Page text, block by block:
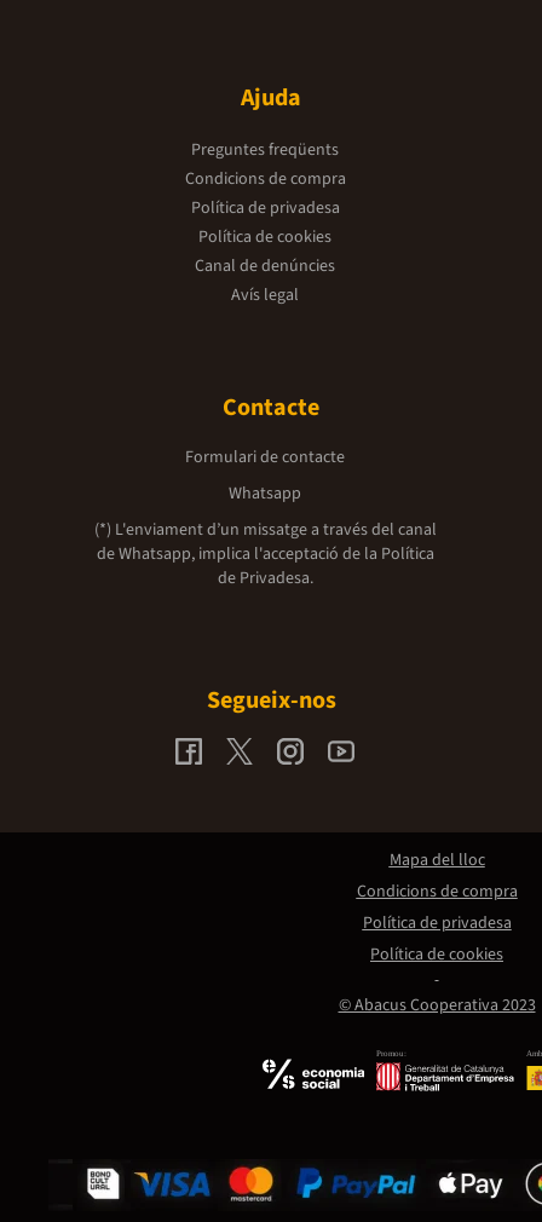
Ajuda
Preguntes freqüents
Condicions de compra
Política de privadesa
Política de cookies
Canal de denúncies
Avís legal
Contacte
Formulari de contacte
Whatsapp
(*) L'enviament d’un missatge a través del canal
de Whatsapp, implica l'acceptació de la Política
de Privadesa.
Segueix-nos
Promou:
© Abacus Cooperativa 2023
Mapa del lloc
Condicions de compra
Política de privadesa
Política de cookies